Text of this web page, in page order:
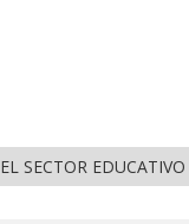
EDUCATIVO EN